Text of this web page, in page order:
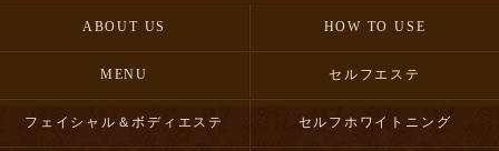
ABOUT US HOW TO USE
MENU セルフエステ
フェイシャル＆ボディエステ セルフホワイトニング